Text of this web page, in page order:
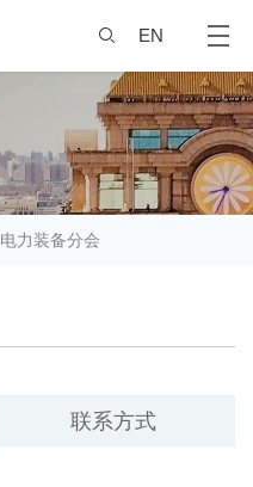
EN
电力装备分会
联系方式